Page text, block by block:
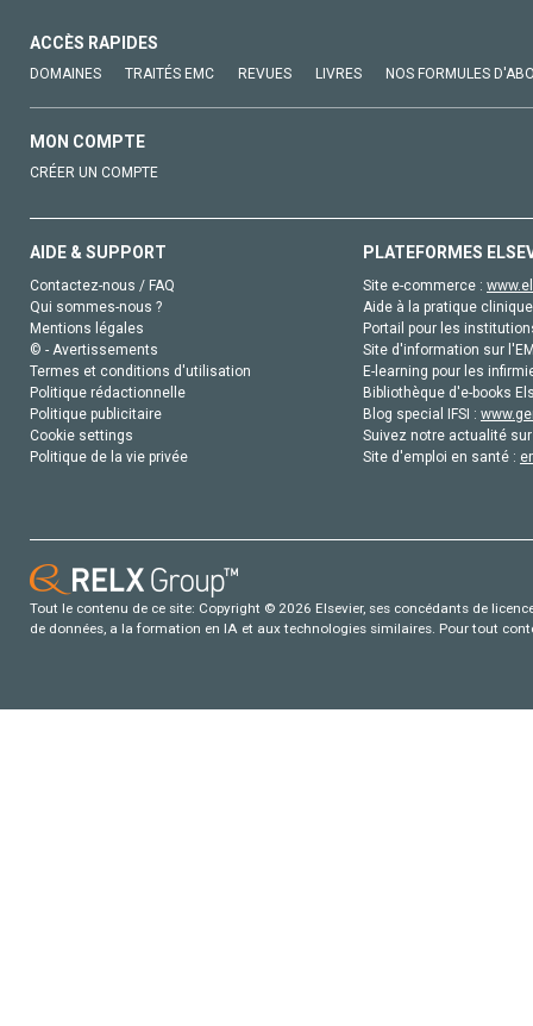
ACCÈS RAPIDES
DOMAINES TRAITÉS EMC REVUES LIVRES NOS FORMULES
MON COMPTE
CRÉER UN COMPTE
AIDE & SUPPORT
Contactez-nous / FAQ
Qui sommes-nous ?
Mentions légales
© - Avertissements
Termes et conditions d'utilisation
Politique rédactionnelle
Politique publicitaire
Cookie settings
Politique de la vie privée
PLATEFORMES
Site e-commerce :
Aide à la pratique
Portail pour les
Site d'information sur
E-learning pour les
Bibliothèque d'e-books
Blog special IFSI :
Suivez notre actualité
Site d'emploi en santé :
Tout le contenu de ce site: Copyright © 2026 Elsevier, ses concédants de
de données, a la formation en IA et aux technologies similaires. Pour tout